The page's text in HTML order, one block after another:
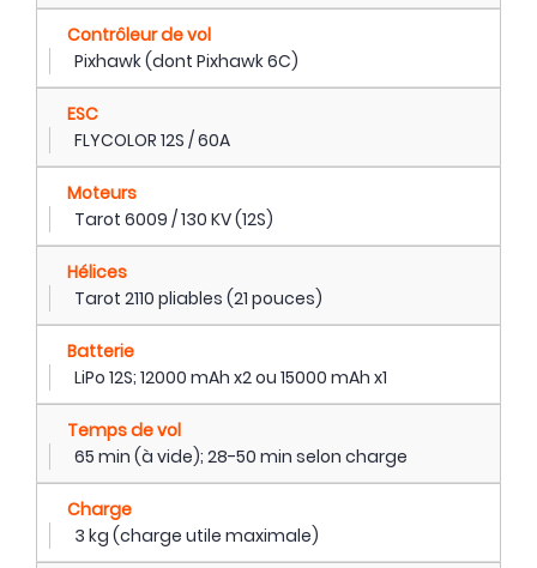
Contrôleur de vol
Pixhawk (dont Pixhawk 6C)
ESC
FLYCOLOR 12S / 60A
Moteurs
Tarot 6009 / 130 KV (12S)
Hélices
Tarot 2110 pliables (21 pouces)
Batterie
LiPo 12S; 12000 mAh x2 ou 15000 mAh x1
Temps de vol
65 min (à vide); 28-50 min selon charge
Charge
3 kg (charge utile maximale)